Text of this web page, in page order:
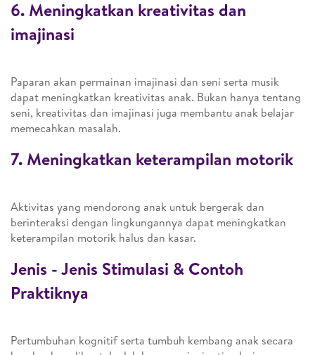
6. Meningkatkan kreativitas dan
imajinasi
Paparan akan permainan imajinasi dan seni serta musik
dapat meningkatkan kreativitas anak. Bukan hanya tentang
seni, kreativitas dan imajinasi juga membantu anak belajar
memecahkan masalah.
7. Meningkatkan keterampilan motorik
Aktivitas yang mendorong anak untuk bergerak dan
berinteraksi dengan lingkungannya dapat meningkatkan
keterampilan motorik halus dan kasar.
Jenis - Jenis Stimulasi & Contoh
Praktiknya
Pertumbuhan kognitif serta tumbuh kembang anak secara